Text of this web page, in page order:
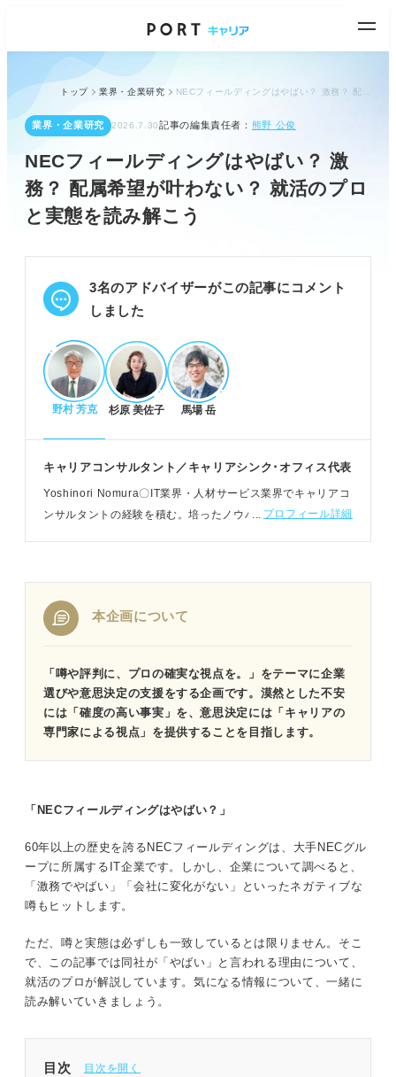
トップ 業界・企業研究
業界・企業研究 2026.7.30記事の編集責任者： 熊野 公俊
NECフィールディングはやばい？ 激
務？ 配属希望が叶わない？ 就活のプロ
と実態を読み解こう
3名のアドバイザーがこの記事にコメント
しました
野村 芳克 杉原 美佐子 馬場 岳
キャリアコンサルタント／キャリアシンク･オフィス代表
Yoshinori Nomura〇IT業界・人材サービス業界でキャリアコ
ンサルタントの経験を積む。培ったノウハウをもとに、その
プロフィール詳細
本企画について
「噂や評判に、プロの確実な視点を。」をテーマに企業
選びや意思決定の支援をする企画です。漠然とした不安
には「確度の高い事実」を、意思決定には「キャリアの
専門家による視点」を提供することを目指します。
「NECフィールディングはやばい？」
60年以上の歴史を誇るNECフィールディングは、大手NECグル
ープに所属するIT企業です。しかし、企業について調べると、
「激務でやばい」「会社に変化がない」といったネガティブな
噂もヒットします。
ただ、噂と実態は必ずしも一致しているとは限りません。そこ
で、この記事では同社が「やばい」と言われる理由について、
就活のプロが解説しています。気になる情報について、一緒に
読み解いていきましょう。
目次